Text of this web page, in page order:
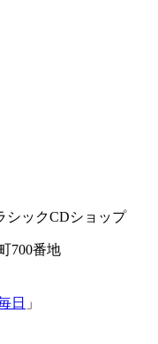
シックCDショップ
700番地
日 」